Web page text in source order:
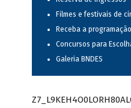
Filmes e festivais de
Receba a programação
Concursos para
Galeria BNDES